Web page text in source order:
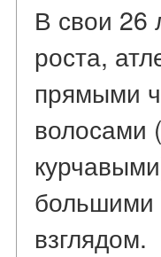
В свои 26
роста,
прямыми
волосами
большими
взглядом.